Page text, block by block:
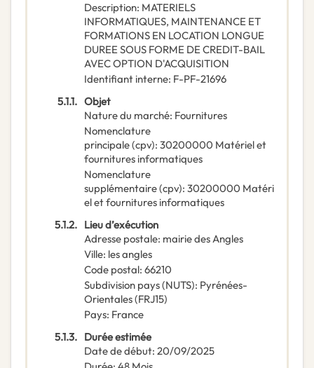
Description: MATERIELS
INFORMATIQUES, MAINTENANCE ET
FORMATIONS EN LOCATION LONGUE
DUREE SOUS FORME DE CREDIT-BAIL
AVEC OPTION D'ACQUISITION
Identifiant interne: F-PF-21696
5.1.1. Objet
Nature du marché: Fournitures
Nomenclature
principale(cpv): 30200000 Matériel et
fournitures informatiques
Nomenclature
supplémentaire(cpv): 30200000 Matéri
el et fournitures informatiques
5.1.2. Lieu d’exécution
Adresse postale: mairie des Angles
Ville: les angles
Code postal: 66210
Subdivision pays (NUTS): Pyrénées-
Orientales(FRJ15)
Pays: France
5.1.3. Durée estimée
Date de début: 20/09/2025